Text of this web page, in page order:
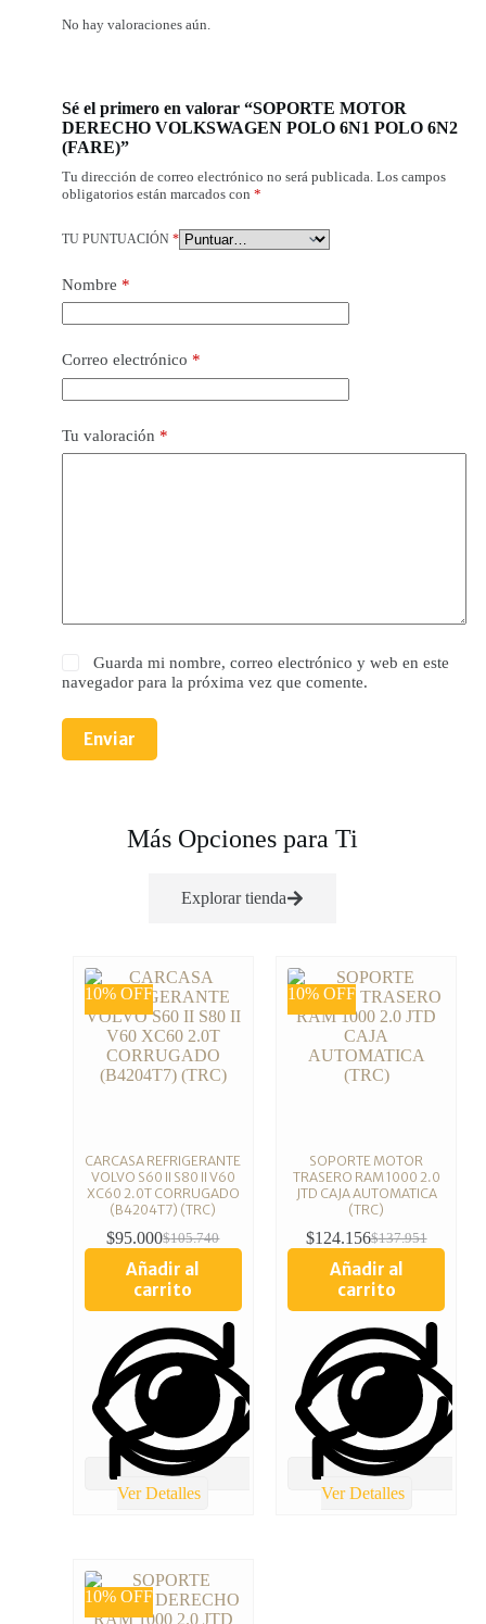
No hay valoraciones aún.
Sé el primero en valorar “SOPORTE MOTOR
DERECHO VOLKSWAGEN POLO 6N1 POLO 6N2
(FARE)”
Tu dirección de correo electrónico no será publicada. Los campos
obligatorios están marcados con *
TU PUNTUACIÓN *
Nombre *
Correo electrónico *
Tu valoración *
Guarda mi nombre, correo electrónico y web en este
navegador para la próxima vez que comente.
Enviar
Más Opciones para Ti
Explorar tienda
10% OFF
CARCASA REFRIGERANTE
VOLVO S60 II S80 II V60
XC60 2.0T CORRUGADO
(B4204T7) (TRC)
$105.740
$95.000
Añadir al
carrito
Ver Detalles
10% OFF
SOPORTE MOTOR
TRASERO RAM 1000 2.0
JTD CAJA AUTOMATICA
(TRC)
$137.951
$124.156
Añadir al
carrito
Ver Detalles
10% OFF